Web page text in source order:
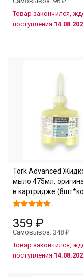
Товар закончился,
поступления
Tork Advanced
мыло 475мл,
в картридже
359 ₽
Самовывоз: 348 ₽
Товар закончился,
поступления